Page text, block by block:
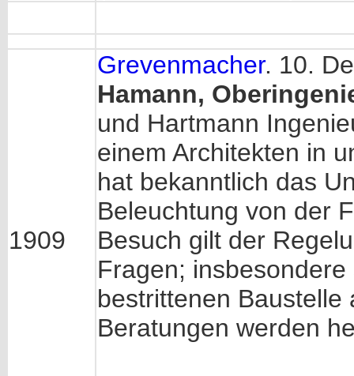
1909
Grevenmacher. 10.
Hamann,
und Hartmann
einem Architekten in
hat bekanntlich das
Beleuchtung von der
Besuch gilt der
Fragen;
bestrittenen
Beratungen werden